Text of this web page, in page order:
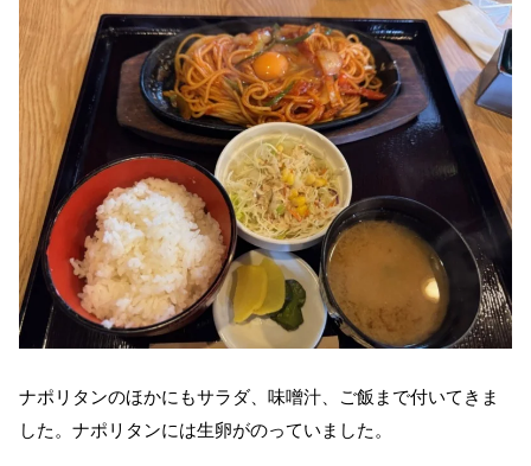
ナポリタンのほかにもサラダ、味噌汁、ご飯まで付いてきま
した。ナポリタンには生卵がのっていました。